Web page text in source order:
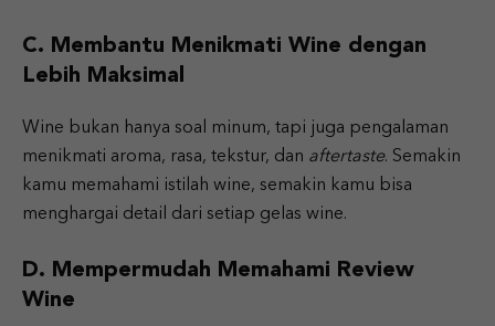
C. Membantu Menikmati Wine dengan
Lebih Maksimal
Wine bukan hanya soal minum, tapi juga pengalaman
menikmati aroma, rasa, tekstur, dan aftertaste. Semakin
kamu memahami istilah wine, semakin kamu bisa
menghargai detail dari setiap gelas wine.
D. Mempermudah Memahami Review
Wine